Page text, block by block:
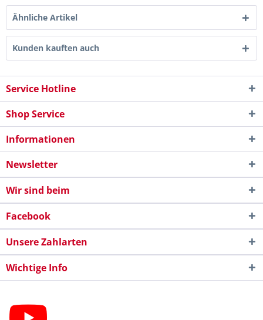
Ähnliche Artikel
Kunden kauften auch
Service Hotline
Shop Service
Informationen
Newsletter
Wir sind beim
Facebook
Unsere Zahlarten
Wichtige Info